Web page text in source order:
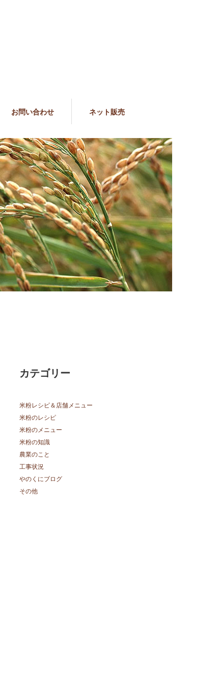
お問い合わせ ネット販売
カテゴリー
米粉レシピ＆店舗メニュー
米粉のレシピ
米粉のメニュー
米粉の知識
農業のこと
工事状況
やのくにブログ
その他